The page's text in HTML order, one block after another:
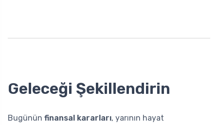
Geleceği Şekillendirin
Bugünün finansal kararları, yarının hayat